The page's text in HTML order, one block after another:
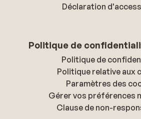
Déclaration
Politique de
Politique de
Politique relative aux
Paramètres des
Gérer vos préférences
Clause de non-